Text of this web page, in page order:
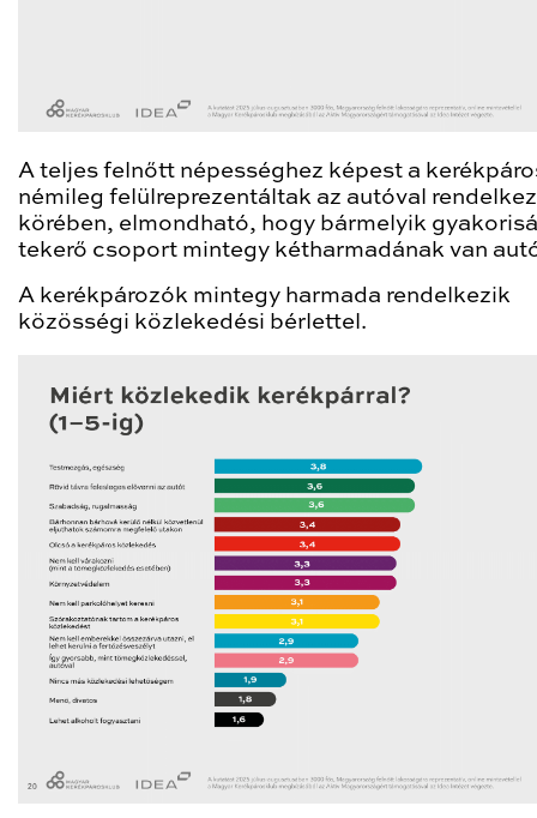
A teljes felnőtt népességhez képest a
némileg felülreprezentáltak az autóval
körében, elmondható, hogy bármelyik
tekerő csoport mintegy kétharmadának van
A kerékpározók mintegy harmada rendelkezik
közösségi közlekedési bérlettel.